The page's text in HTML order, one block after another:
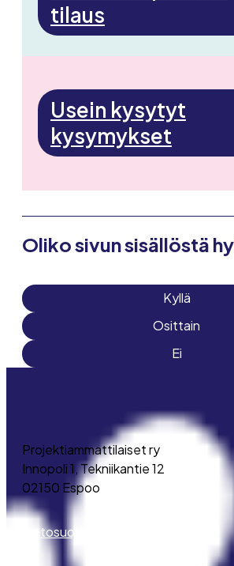
tilaus
Usein kysytyt
kysymykset
Oliko sivun sisällöstä
Kyllä
Osittain
Ei
Projektiammattilaiset ry
Innopoli 1, Tekniikantie 12
02150 Espoo
Tietosuojaseloste